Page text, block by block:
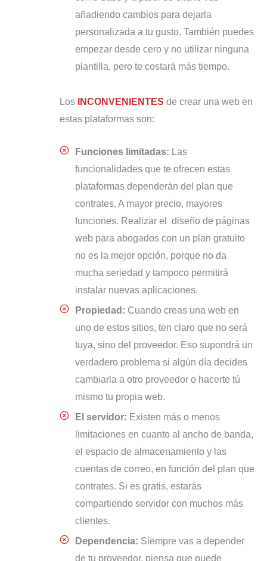
añadiendo cambios para dejarla
personalizada a tu gusto. También puedes
empezar desde cero y no utilizar ninguna
plantilla, pero te costará más tiempo.
Los INCONVENIENTES de crear una web en
estas plataformas son:
Funciones limitadas: Las
funcionalidades que te ofrecen estas
plataformas dependerán del plan que
contrates. A mayor precio, mayores
funciones. Realizar el diseño de páginas
web para abogados con un plan gratuito
no es la mejor opción, porque no da
mucha seriedad y tampoco permitirá
instalar nuevas aplicaciones.
Propiedad: Cuando creas una web en
uno de estos sitios, ten claro que no será
tuya, sino del proveedor. Eso supondrá un
verdadero problema si algún día decides
cambiarla a otro proveedor o hacerte tú
mismo tu propia web.
El servidor: Existen más o menos
limitaciones en cuanto al ancho de banda,
el espacio de almacenamiento y las
cuentas de correo, en función del plan que
contrates. Si es gratis, estarás
compartiendo servidor con muchos más
clientes.
Dependencia: Siempre vas a depender
de tu proveedor, piensa que puede